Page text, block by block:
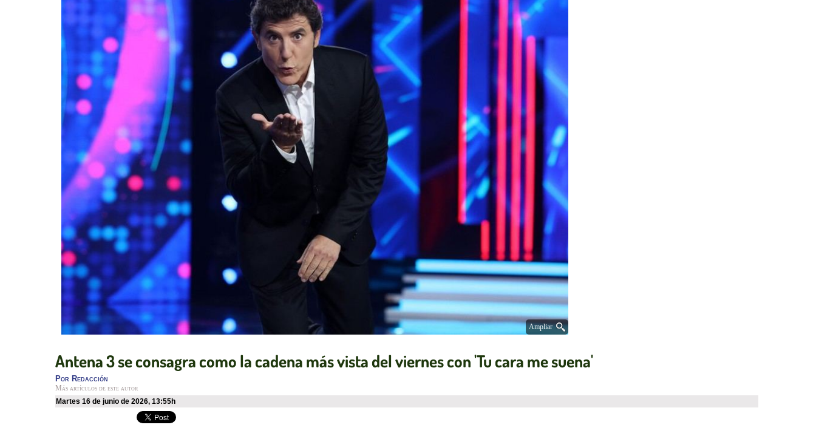
Ampliar
Antena 3 se consagra como la cadena más vista del viernes con 'Tu cara me suena'
Por Redacción
Más artículos de este autor
martes 16 de junio de 2026, 13:55h